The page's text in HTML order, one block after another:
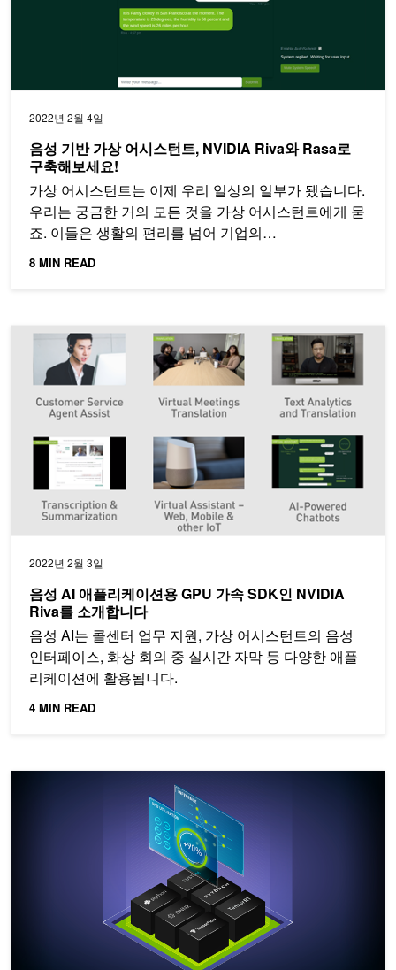
2022년 2월 4일
음성 기반 가상 어시스턴트, NVIDIA Riva와 Rasa로
구축해보세요!
가상 어시스턴트는 이제 우리 일상의 일부가 됐습니다.
우리는 궁금한 거의 모든 것을 가상 어시스턴트에게 묻
죠. 이들은 생활의 편리를 넘어 기업의…
8 MIN READ
2022년 2월 3일
음성 AI 애플리케이션용 GPU 가속 SDK인 NVIDIA
Riva를 소개합니다
음성 AI는 콜센터 업무 지원, 가상 어시스턴트의 음성
인터페이스, 화상 회의 중 실시간 자막 등 다양한 애플
리케이션에 활용됩니다.
4 MIN READ
음성 AI 애플리케이션용 GPU 가속 SDK인 NVIDIA Riva를 소개합
NVIDIA Riva를 사용하여 대화형 AI 애플리케이션 개발하기